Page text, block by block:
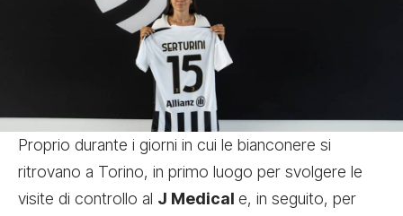
Proprio durante i giorni in cui le bianconere si
ritrovano a Torino, in primo luogo per svolgere le
visite di controllo al J Medical e, in seguito, per